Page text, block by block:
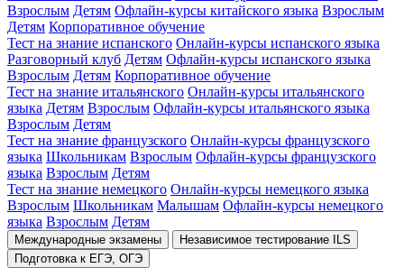
Взрослым Детям Офлайн-курсы китайского языка Взрослым
Детям Корпоративное обучение
Тест на знание испанского Онлайн-курсы испанского языка
Разговорный клуб Детям Офлайн-курсы испанского языка
Взрослым Детям Корпоративное обучение
Тест на знание итальянского Онлайн-курсы итальянского
языка Детям Взрослым Офлайн-курсы итальянского языка
Взрослым Детям
Тест на знание французского Онлайн-курсы французского
языка Школьникам Взрослым Офлайн-курсы французского
языка Взрослым Детям
Тест на знание немецкого Онлайн-курсы немецкого языка
Взрослым Школьникам Малышам Офлайн-курсы немецкого
языка Взрослым Детям
Международные экзамены
Независимое тестирование ILS
Подготовка к ЕГЭ, ОГЭ